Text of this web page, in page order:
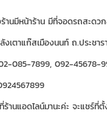
านมีหน้าร้าน มีที่จอดรถสะดว
งเตาแก๊สเมืองนนท์ ถ.ประช
085-7899, 092-45678-
ร้านแอดไลน์มานะค่ะ จะแชร์ที่ตั้